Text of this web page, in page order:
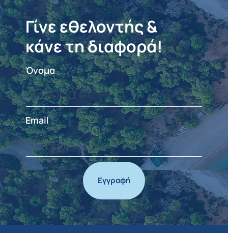
Γίνε εθελοντής &
κάνε τη διαφορά!
Όνομα
Email
Εγγραφή